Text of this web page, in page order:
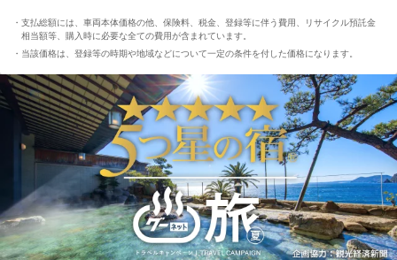
支払総額には、車両本体価格の他、保険料、税金、登録等に伴う費用、リサイクル預託金
相当額等、購入時に必要な全ての費用が含まれています。
当該価格は、登録等の時期や地域などについて一定の条件を付した価格になります。